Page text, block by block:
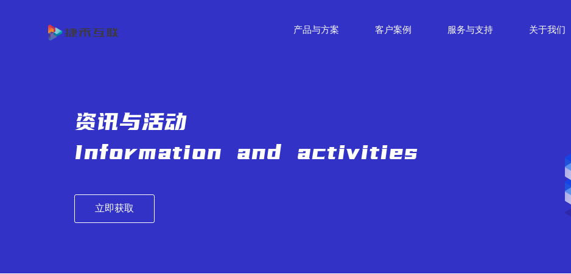
产品与方案 客户案例 服务与支持 关于我们
资讯与活动
Information and activities
立即获取